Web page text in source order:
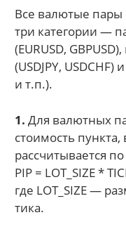
Все валютые пары
три категории —
(EURUSD,
(USDJPY, USDCHF)
и т.п.).
1. Для валютных
стоимость
рассчитывается
PIP = LOT_SIZE *
где LOT_SIZE —
тика.